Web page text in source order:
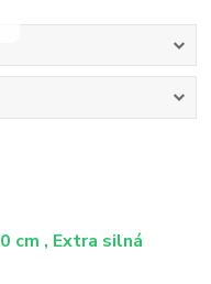
cm , Extra silná